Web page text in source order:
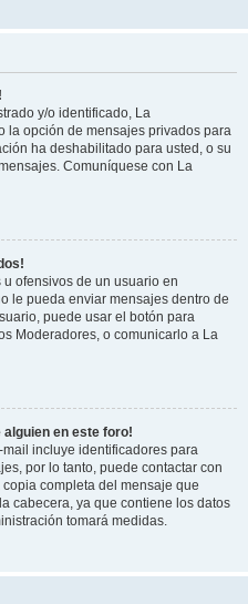
y/o identificado, La
la opción de mensajes privados para
ha deshabilitado para usted, o su
Comuníquese con La
ofensivos de un usuario en
le pueda enviar mensajes dentro de
puede usar el botón para
Moderadores, o comunicarlo a La
en este foro!
incluye identificadores para
por lo tanto, puede contactar con
completa del mensaje que
cabecera, ya que contiene los datos
tomará medidas.